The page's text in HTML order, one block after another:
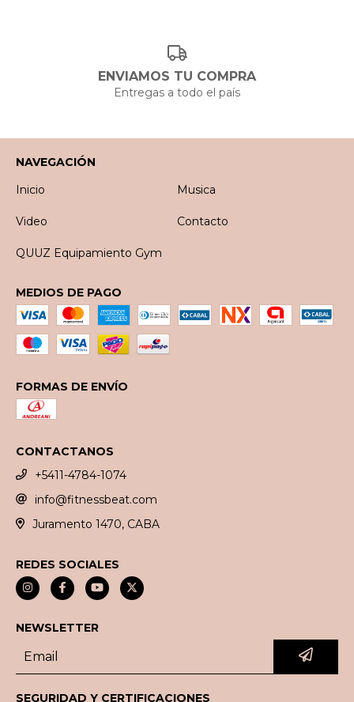
ENVIAMOS TU COMPRA
Entregas a todo el país
NAVEGACIÓN
Inicio
Musica
Video Contacto
QUUZ Equipamiento Gym
MEDIOS DE PAGO
FORMAS DE ENVÍO
CONTACTANOS
+5411-4784-1074
info@fitnessbeat.com
Juramento 1470, CABA
REDES SOCIALES
NEWSLETTER
SEGURIDAD Y CERTIFICACIONES